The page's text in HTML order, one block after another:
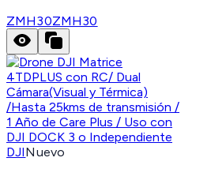
ZMH30ZMH30
DJINuevo